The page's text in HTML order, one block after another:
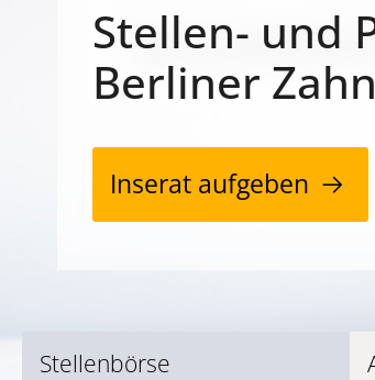
Stellen- und
Berliner
Inserat aufgeben
Stellenbörse